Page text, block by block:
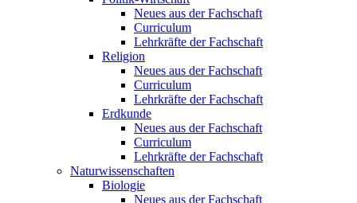
Neues aus der Fachschaft
Curriculum
Lehrkräfte der Fachschaft
Religion
Neues aus der Fachschaft
Curriculum
Lehrkräfte der Fachschaft
Erdkunde
Neues aus der Fachschaft
Curriculum
Lehrkräfte der Fachschaft
Naturwissenschaften
Biologie
Neues aus der Fachschaft